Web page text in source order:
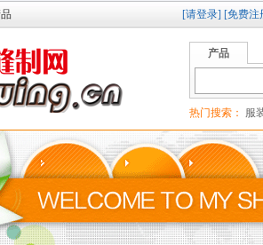
[请登录] [免费注
产品
热门搜索： 服